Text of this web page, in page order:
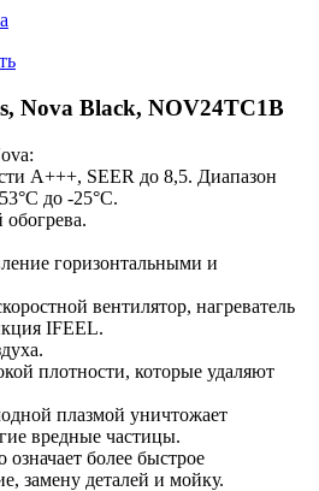
Nova Black, NOV24TC1B
A+++, SEER до 8,5. Диапазон
до -25°C.
горизонтальными и
вентилятор, нагреватель
IFEEL.
плотности, которые удаляют
плазмой уничтожает
вредные частицы.
более быстрое
замену деталей и мойку.